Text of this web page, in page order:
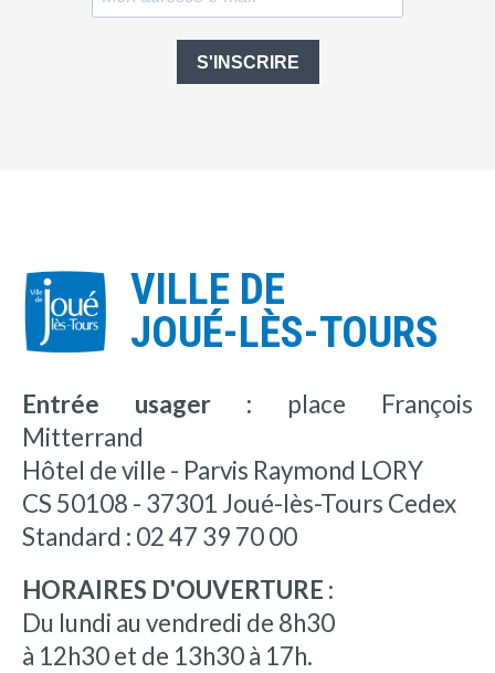
S'INSCRIRE
VILLE DE
JOUÉ-LÈS-TOURS
Entrée usager : place François
Mitterrand
Hôtel de ville - Parvis Raymond LORY
CS 50108 - 37301 Joué-lès-Tours Cedex
Standard : 02 47 39 70 00
HORAIRES D'OUVERTURE :
Du lundi au vendredi de 8h30
à 12h30 et de 13h30 à 17h.